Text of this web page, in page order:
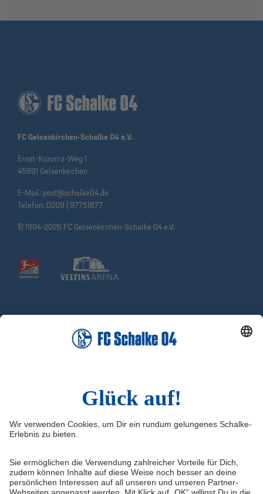
FC Gelsenkirchen-Schalke 04 e.V.
Ernst-Kuzorra-Weg 1
45891 Gelsenkirchen
E-Mail: post@schalke04.de
Telefon: 0209 | 97751877
© 1904-2026 FC Gelsenkirchen-Schalke 04 e.V.
Infos
Kontakt
FAQ
Quicklinks
FC Schalke 04 - Fußballschule